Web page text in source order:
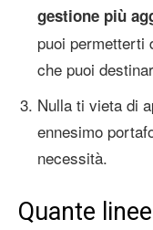
gestione più
puoi permetterti
che puoi
Nulla ti vieta di
ennesimo
necessità.
Quante